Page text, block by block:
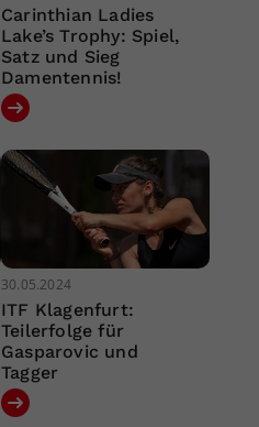
Carinthian Ladies
Lake’s Trophy: Spiel,
Satz und Sieg
Damentennis!
30.05.2024
ITF Klagenfurt:
Teilerfolge für
Gasparovic und
Tagger